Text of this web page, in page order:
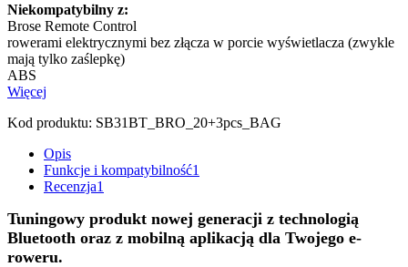
Niekompatybilny z:
Brose Remote Control
rowerami elektrycznymi bez złącza w porcie wyświetlacza (zwykle
mają tylko zaślepkę)
ABS
Więcej
Kod produktu: SB31BT_BRO_20+3pcs_BAG
Opis
Funkcje i kompatybilność1
Recenzja1
Tuningowy produkt nowej generacji z technologią
Bluetooth oraz z mobilną aplikacją dla Twojego e-
roweru.